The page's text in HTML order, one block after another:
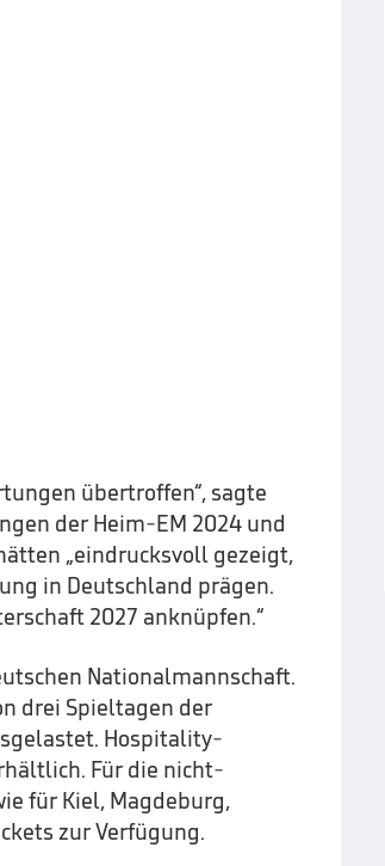
übertroffen“, sagte
der Heim-EM 2024 und
„eindrucksvoll gezeigt,
in Deutschland prägen.
2027 anknüpfen.“
Nationalmannschaft.
drei Spieltagen der
Hospitality-
Für die nicht-
für Kiel, Magdeburg,
zur Verfügung.